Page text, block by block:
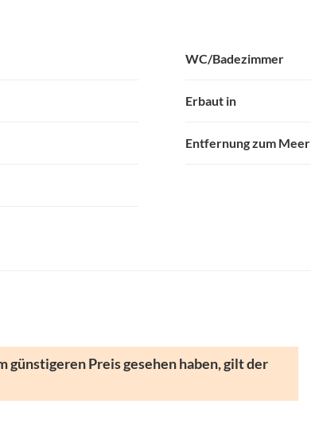
WC/Badezimmer
Erbaut in
Entfernung zum Meer
günstigeren Preis gesehen haben, gilt der